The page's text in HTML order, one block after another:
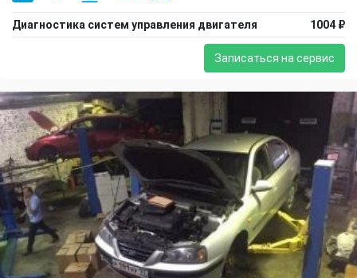
Диагностика систем управления двигателя 1004 ₽
Записаться на сервис